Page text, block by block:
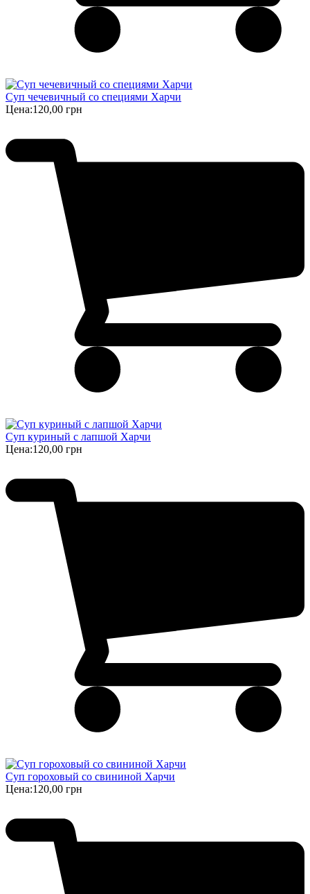
Суп чечевичный со специями Харчи
Цена:120,00 грн
Суп куриный с лапшой Харчи
Цена:120,00 грн
Суп гороховый со свининой Харчи
Цена:120,00 грн